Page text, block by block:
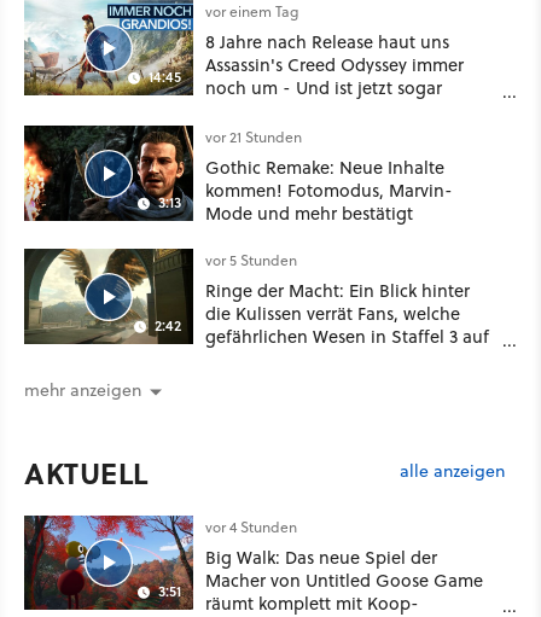
14:45
vor einem Tag
8 Jahre nach Release haut uns
Assassin's Creed Odyssey immer
noch um - Und ist jetzt sogar
3:13
vor 21 Stunden
Gothic Remake: Neue Inhalte
kommen! Fotomodus, Marvin-
Mode und mehr bestätigt
2:42
vor 5 Stunden
Ringe der Macht: Ein Blick hinter
die Kulissen verrät Fans, welche
gefährlichen Wesen in Staffel 3 auf
mehr anzeigen
AKTUELL alle anzeigen
3:51
vor 4 Stunden
Big Walk: Das neue Spiel der
Macher von Untitled Goose Game
räumt komplett mit Koop-